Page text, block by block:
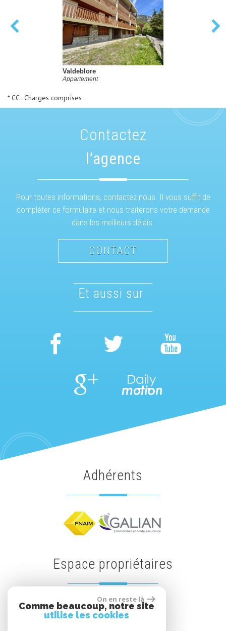
Valdeblore
Appartement
* CC : Charges comprises
contactez
l’agence
Pour toutes informations, contactez nous. Il vous suffit de
compléter ce formulaire et nous traiterons votre demande
dans les meilleurs délais.
CONTACT
et aussi sur
adhérents
espace propriétaires
Espace propriétaires
On en reste là
Comme beaucoup, notre site
utilise les cookies